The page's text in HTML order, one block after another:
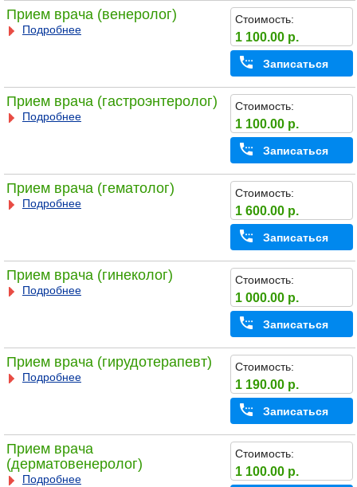
Прием врача (венеролог)
Подробнее
Стоимость:
1 100.00 р.
Записаться
Прием врача (гастроэнтеролог)
Подробнее
Стоимость:
1 100.00 р.
Записаться
Прием врача (гематолог)
Подробнее
Стоимость:
1 600.00 р.
Записаться
Прием врача (гинеколог)
Подробнее
Стоимость:
1 000.00 р.
Записаться
Прием врача (гирудотерапевт)
Подробнее
Стоимость:
1 190.00 р.
Записаться
Прием врача
(дерматовенеролог)
Подробнее
Стоимость:
1 100.00 р.